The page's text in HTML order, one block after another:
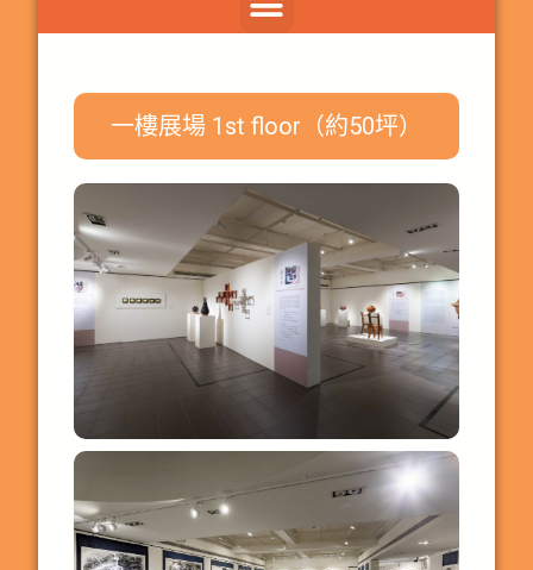
一樓展場 1st floor（約50坪）